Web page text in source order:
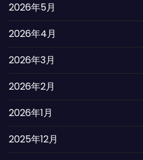
2026年5月
2026年4月
2026年3月
2026年2月
2026年1月
2025年12月